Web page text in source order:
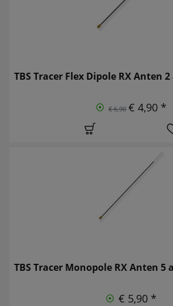
TBS Tracer Flex Dipole RX Anten
€ 6,90 € 4,90 *
TBS Tracer Monopole RX Anten 5
€ 5,90 *